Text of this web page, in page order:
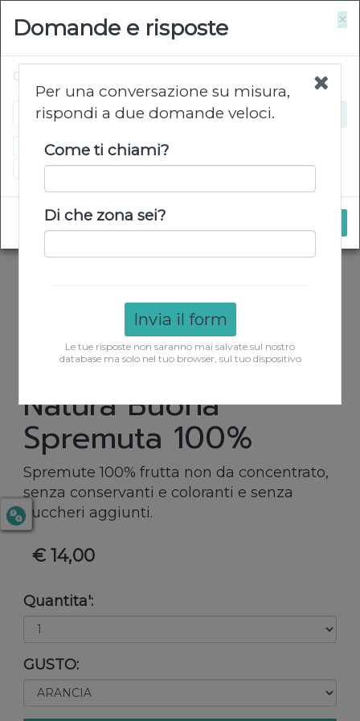
Natura Buona
Spremuta 100%
Spremute 100% frutta non da concentrato,
senza conservanti e coloranti e senza
zuccheri aggiunti.
€ 14,00
Quantita':
GUSTO:
×
Domande e risposte
Chiedimi ciò che vuoi…
Come posso ordinare?
Quanto costa la consegna?
Quali sono i giorni di consegna e i paesi?
Per una conversazione su misura,
rispondi a due domande veloci.
Come ti chiami?
Di che zona sei?
Invia il form
Le tue risposte non saranno mai salvate sul nostro
database ma solo nel tuo browser, sul tuo dispositivo